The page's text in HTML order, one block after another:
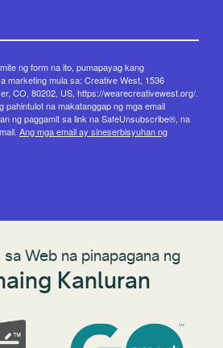
ng form na ito, pumapayag kang
marketing mula sa: Creative West, 1536
CO, 80202, US, https://wearecreativewest.org/.
pahintulot na makatanggap ng mga email
ng paggamit sa link na SafeUnsubscribe®, na
Ang mga email ay sineserbisyuhan ng
Web na pinapagana ng
Kanluran